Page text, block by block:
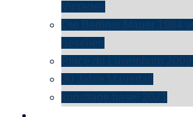
Vintages
Die Berliner Mauer 1984
gesehen
Place du Luxemburg
30 Jahre Mauerfall
kunsttage basel 2021